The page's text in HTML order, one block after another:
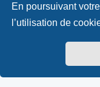
En poursuivant
l’utilisation de